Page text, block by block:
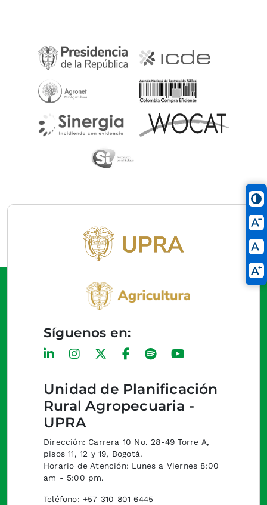
Unidad de Planificación
Rural Agropecuaria -
UPRA
Dirección: Carrera 10 No. 28-49 Torre A,
pisos 11, 12 y 19, Bogotá.
Horario de Atención: Lunes a Viernes 8:00
am - 5:00 pm.
Teléfono: +57 310 801 6445
Síguenos en: